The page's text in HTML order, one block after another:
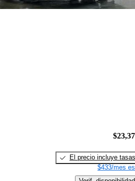
El precio incluye tasas
$433/mes